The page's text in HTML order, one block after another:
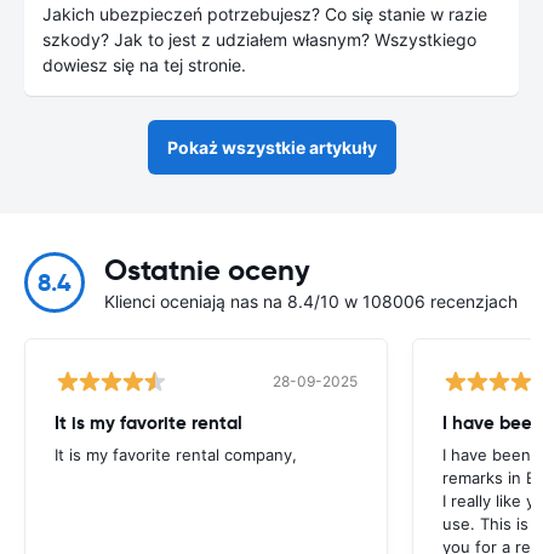
Jakich ubezpieczeń potrzebujesz? Co się stanie w razie
szkody? Jak to jest z udziałem własnym? Wszystkiego
dowiesz się na tej stronie.
Pokaż wszystkie artykuły
8.4 Ostatnie oceny
Klienci oceniają nas na 8.4/10 w 108006 recenzjach
28-09-2025
It is my favorite rental
It is my favorite rental company,
I have
I have been
remarks in
I really like
use. This is
you for a